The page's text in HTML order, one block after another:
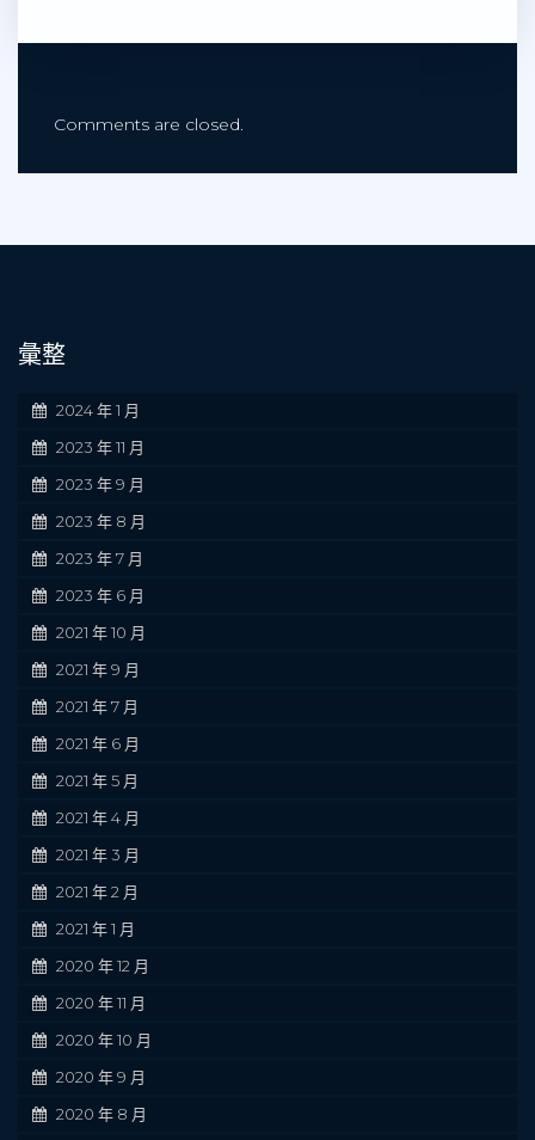
Comments are closed.
彙整
2024 年 1 月
2023 年 11 月
2023 年 9 月
2023 年 8 月
2023 年 7 月
2023 年 6 月
2021 年 10 月
2021 年 9 月
2021 年 7 月
2021 年 6 月
2021 年 5 月
2021 年 4 月
2021 年 3 月
2021 年 2 月
2021 年 1 月
2020 年 12 月
2020 年 11 月
2020 年 10 月
2020 年 9 月
2020 年 8 月